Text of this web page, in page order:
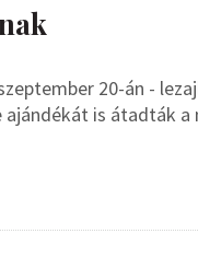
20-án -
is átadták